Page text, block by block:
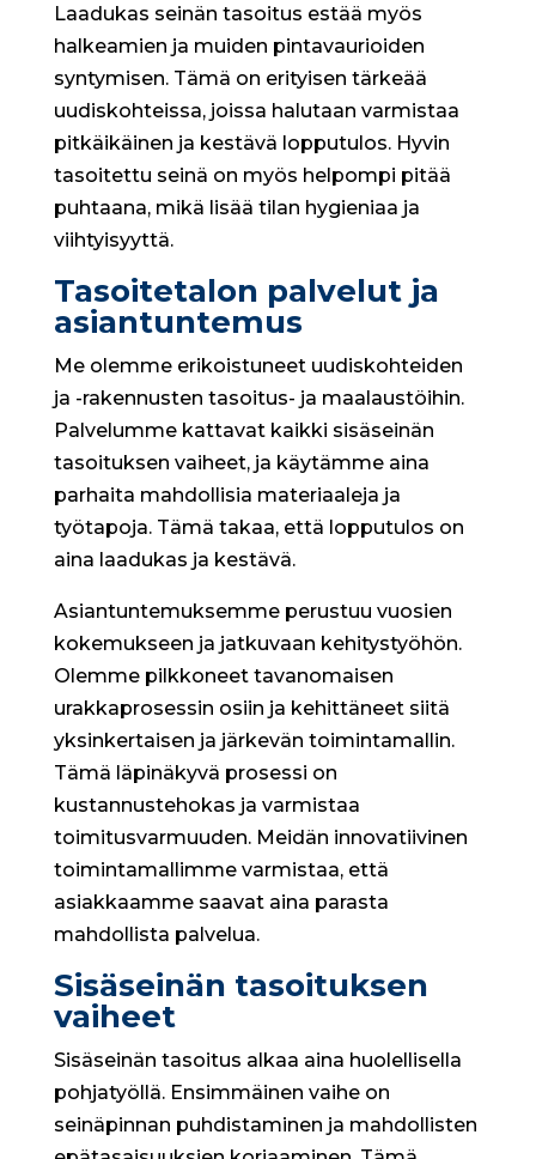
Laadukas seinän tasoitus estää myös
halkeamien ja muiden pintavaurioiden
syntymisen. Tämä on erityisen tärkeää
uudiskohteissa, joissa halutaan varmistaa
pitkäikäinen ja kestävä lopputulos. Hyvin
tasoitettu seinä on myös helpompi pitää
puhtaana, mikä lisää tilan hygieniaa ja
viihtyisyyttä.
Tasoitetalon palvelut ja
asiantuntemus
Me olemme erikoistuneet uudiskohteiden
ja -rakennusten tasoitus- ja maalaustöihin.
Palvelumme kattavat kaikki sisäseinän
tasoituksen vaiheet, ja käytämme aina
parhaita mahdollisia materiaaleja ja
työtapoja. Tämä takaa, että lopputulos on
aina laadukas ja kestävä.
Asiantuntemuksemme perustuu vuosien
kokemukseen ja jatkuvaan kehitystyöhön.
Olemme pilkkoneet tavanomaisen
urakkaprosessin osiin ja kehittäneet siitä
yksinkertaisen ja järkevän toimintamallin.
Tämä läpinäkyvä prosessi on
kustannustehokas ja varmistaa
toimitusvarmuuden. Meidän innovatiivinen
toimintamallimme varmistaa, että
asiakkaamme saavat aina parasta
mahdollista palvelua.
Sisäseinän tasoituksen
vaiheet
Sisäseinän tasoitus alkaa aina huolellisella
pohjatyöllä. Ensimmäinen vaihe on
seinäpinnan puhdistaminen ja mahdollisten